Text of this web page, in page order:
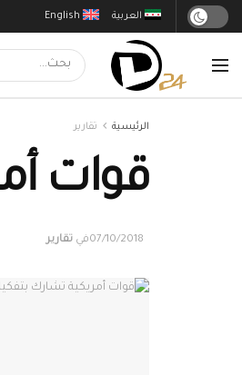
English العربية
الرئيسية تقارير
قوات
07/10/2018في تقارير